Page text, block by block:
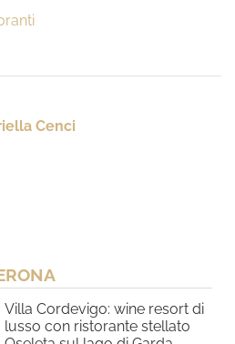
Cenci
Villa Cordevigo: wine resort di
lusso con ristorante stellato